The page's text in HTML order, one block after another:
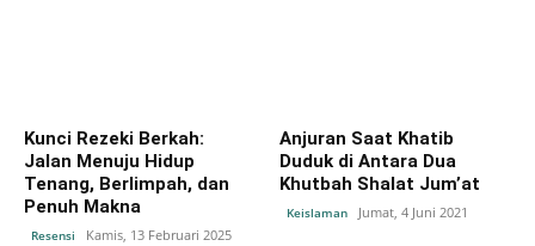
Kunci Rezeki Berkah:
Jalan Menuju Hidup
Tenang, Berlimpah, dan
Penuh Makna
Resensi Kamis, 13 Februari 2025
Anjuran Saat Khatib
Duduk di Antara Dua
Khutbah Shalat Jum’at
Keislaman Jumat, 4 Juni 2021